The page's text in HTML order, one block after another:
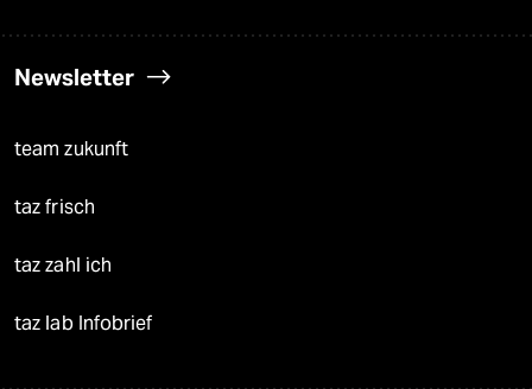
Newsletter
team zukunft
taz frisch
taz zahl ich
taz lab Infobrief